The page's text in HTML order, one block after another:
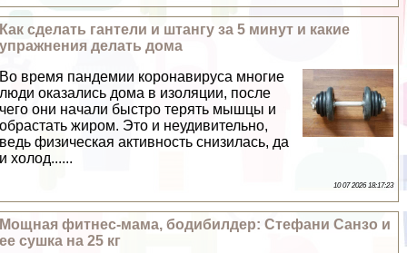
Как сделать гантели и штангу за 5 минут и какие
упражнения делать дома
Во время пандемии коронавируса многие
люди оказались дома в изоляции, после
чего они начали быстро терять мышцы и
обрастать жиром. Это и неудивительно,
ведь физическая активность снизилась, да
и холод......
10 07 2026 18:17:23
Мощная фитнес-мама, бодибилдер: Стефани Санзо и
ее сушка на 25 кг